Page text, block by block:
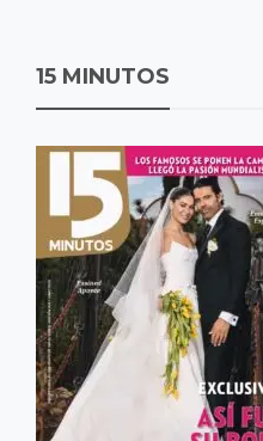
15 MINUTOS